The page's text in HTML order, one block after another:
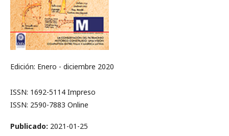
Edición: Enero - diciembre 2020
ISSN: 1692-5114 Impreso
ISSN: 2590-7883 Online
Publicado: 2021-01-25